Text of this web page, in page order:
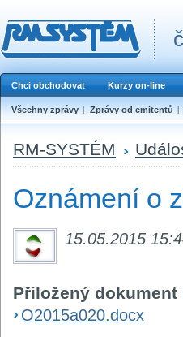
Chci obchodovat Kurzy on-line
Všechny zprávy Zprávy od emitentů
RM-SYSTÉM
Oznámení o
15.05.2015
Přiložený dokument
O2015a020.docx